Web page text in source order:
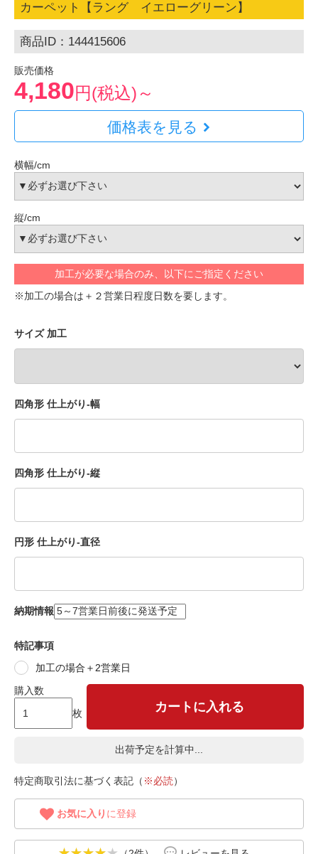
カーペット【ラング イエローグリーン】
商品ID：144415606
販売価格
4,180円(税込)～
価格表を見る
横幅/cm
縦/cm
加工が必要な場合のみ、以下にご指定ください
※加工の場合は＋２営業日程度日数を要します。
サイズ 加工
四角形 仕上がり-幅
四角形 仕上がり-縦
円形 仕上がり-直径
納期情報
特記事項
加工の場合＋2営業日
購入数
枚
カートに入れる
出荷予定を計算中...
特定商取引法に基づく表記（ ※必読）
お気に入り に登録